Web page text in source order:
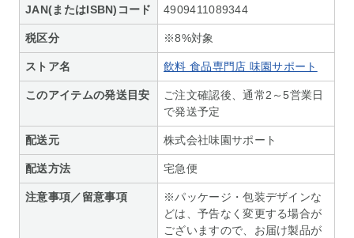
JAN(またはISBN)コード 4909411089344
税区分 ※8%対象
ストア名 飲料 食品専門店 味園サポート
このアイテムの発送目安
ご注文確認後、通常2～5営業日
で発送予定
配送元 株式会社味園サポート
配送方法 宅急便
注意事項／留意事項
※パッケージ・包装デザインな
どは、予告なく変更する場合が
ございますので、お届け製品が